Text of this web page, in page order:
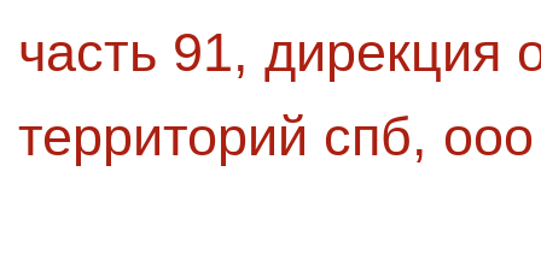
часть 91, дирекция
территорий спб,